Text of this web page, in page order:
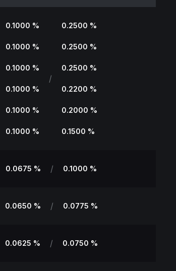
0.1000 %
0.1000 %
0.1000 %
0.1000 %
0.1000 %
0.1000 %
/
0.2500 %
0.2500 %
0.2500 %
0.2200 %
0.2000 %
0.1500 %
0.0675 % / 0.1000 %
0.0650 % / 0.0775 %
0.0625 % / 0.0750 %